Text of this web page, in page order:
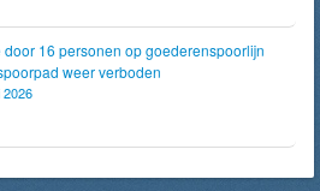
door 16 personen op goederenspoorlijn
weer verboden
2026